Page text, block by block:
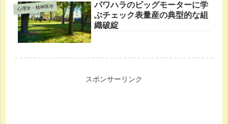
心理学・精神医学
パワハラのビッグモーターに学
ぶチェック表量産の典型的な組
織破綻
スポンサーリンク